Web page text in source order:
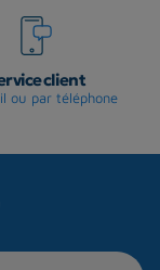
client
ou par téléphone